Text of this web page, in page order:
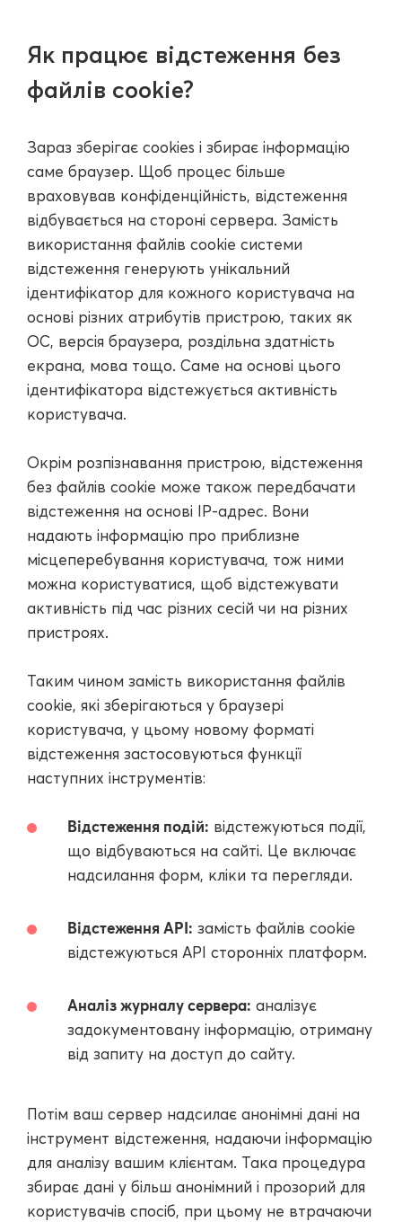
Як працює відстеження без
файлів cookie?
Зараз зберігає cookies і збирає інформацію
саме браузер. Щоб процес більше
враховував конфіденційність, відстеження
відбувається на стороні сервера. Замість
використання файлів cookie системи
відстеження генерують унікальний
ідентифікатор для кожного користувача на
основі різних атрибутів пристрою, таких як
ОС, версія браузера, роздільна здатність
екрана, мова тощо. Саме на основі цього
ідентифікатора відстежується активність
користувача.
Окрім розпізнавання пристрою, відстеження
без файлів cookie може також передбачати
відстеження на основі IP-адрес. Вони
надають інформацію про приблизне
місцеперебування користувача, тож ними
можна користуватися, щоб відстежувати
активність під час різних сесій чи на різних
пристроях.
Таким чином замість використання файлів
cookie, які зберігаються у браузері
користувача, у цьому новому форматі
відстеження застосовуються функції
наступних інструментів:
Відстеження подій: відстежуються події,
що відбуваються на сайті. Це включає
надсилання форм, кліки та перегляди.
Відстеження API: замість файлів cookie
відстежуються API сторонніх платформ.
Аналіз журналу сервера: аналізує
задокументовану інформацію, отриману
від запиту на доступ до сайту.
Потім ваш сервер надсилає анонімні дані на
інструмент відстеження, надаючи інформацію
для аналізу вашим клієнтам. Така процедура
збирає дані у більш анонімний і прозорий для
користувачів спосіб, при цьому не втрачаючи